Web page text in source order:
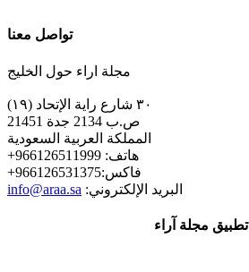
تواصل معنا
مجلة اراء حول الخليج
٣٠ شارع راية الإتحاد (١٩)
ص.ب 2134 جدة 21451
المملكة العربية السعودية
+هاتف: 966126511999
+فاكس:966126531375
info@araa.sa :البريد الإلكتروني
تطبيق مجلة آراء